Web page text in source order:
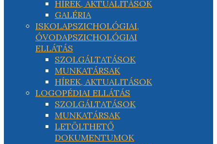
HÍREK, AKTUALITÁSOK
GALÉRIA
ISKOLAPSZICHOLÓGIAI,
ÓVODAPSZICHOLÓGIAI
ELLÁTÁS
SZOLGÁLTATÁSOK
MUNKATÁRSAK
HÍREK, AKTUALITÁSOK
LOGOPÉDIAI ELLÁTÁS
SZOLGÁLTATÁSOK
MUNKATÁRSAK
LETÖLTHETŐ
DOKUMENTUMOK